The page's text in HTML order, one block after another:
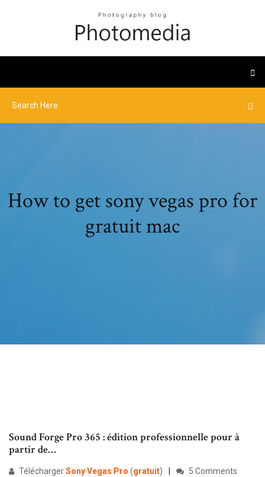
How to get sony vegas pro for
gratuit mac
Sound Forge Pro 365 : édition professionnelle pour à
partir de…
TéléchargerSonyVegas Pro (gratuit) 5 Comments